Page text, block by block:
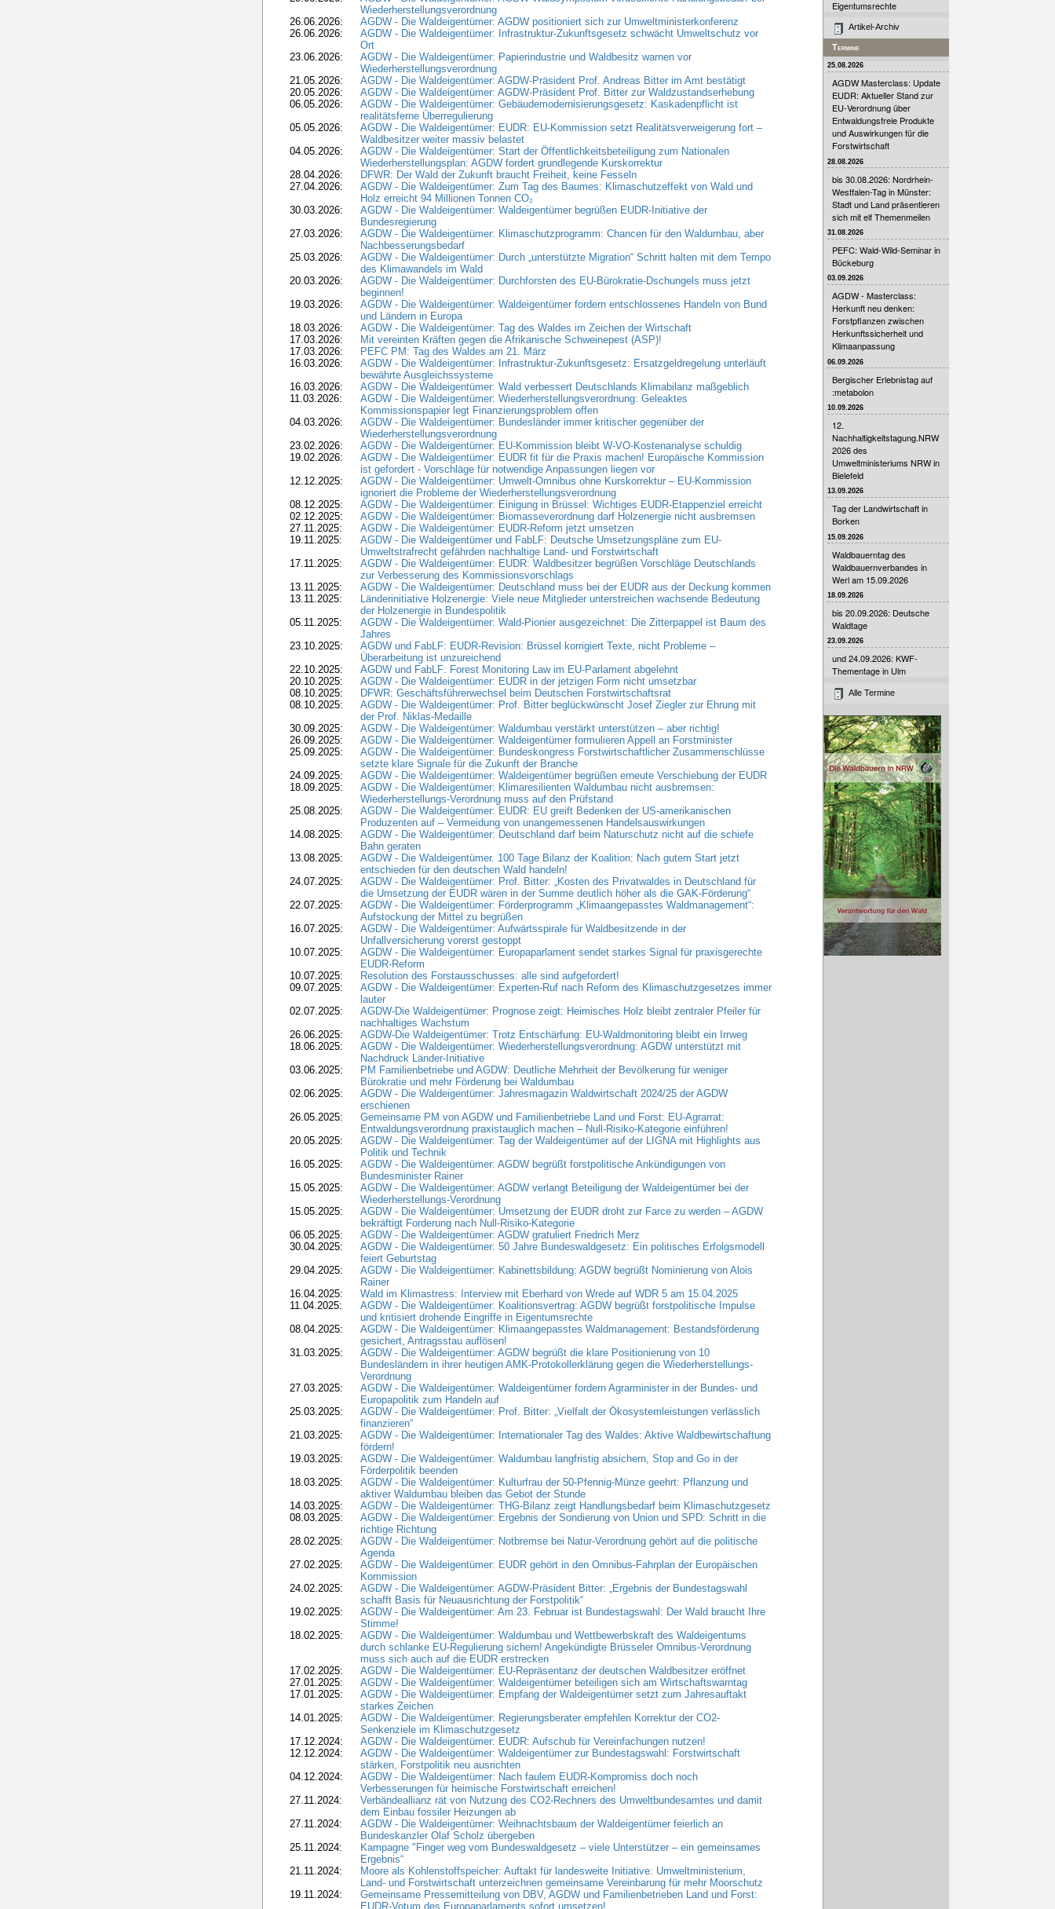
Wiederherstellungsverordnung
26.06.2026:
AGDW - Die Waldeigentümer: AGDW positioniert sich zur Umweltministerkonferenz
26.06.2026:
AGDW - Die Waldeigentümer: Infrastruktur-Zukunftsgesetz schwächt Umweltschutz vor
Ort
23.06.2026:
AGDW - Die Waldeigentümer: Papierindustrie und Waldbesitz warnen vor
Wiederherstellungsverordnung
21.05.2026:
AGDW - Die Waldeigentümer: AGDW-Präsident Prof. Andreas Bitter im Amt bestätigt
20.05.2026:
AGDW - Die Waldeigentümer: AGDW-Präsident Prof. Bitter zur Waldzustandserhebung
06.05.2026:
AGDW - Die Waldeigentümer: Gebäudemodernisierungsgesetz: Kaskadenpflicht ist
realitätsferne Überregulierung
05.05.2026:
AGDW - Die Waldeigentümer: EUDR: EU-Kommission setzt Realitätsverweigerung fort –
Waldbesitzer weiter massiv belastet
04.05.2026:
AGDW - Die Waldeigentümer: Start der Öffentlichkeitsbeteiligung zum Nationalen
Wiederherstellungsplan: AGDW fordert grundlegende Kurskorrektur
28.04.2026:
DFWR: Der Wald der Zukunft braucht Freiheit, keine Fesseln
27.04.2026:
AGDW - Die Waldeigentümer: Zum Tag des Baumes: Klimaschutzeffekt von Wald und
Holz erreicht 94 Millionen Tonnen CO₂
30.03.2026:
AGDW - Die Waldeigentümer: Waldeigentümer begrüßen EUDR-Initiative der
Bundesregierung
27.03.2026:
AGDW - Die Waldeigentümer: Klimaschutzprogramm: Chancen für den Waldumbau, aber
Nachbesserungsbedarf
25.03.2026:
AGDW - Die Waldeigentümer: Durch „unterstützte Migration“ Schritt halten mit dem Tempo
des Klimawandels im Wald
20.03.2026:
AGDW - Die Waldeigentümer: Durchforsten des EU-Bürokratie-Dschungels muss jetzt
beginnen!
19.03.2026:
AGDW - Die Waldeigentümer: Waldeigentümer fordern entschlossenes Handeln von Bund
und Ländern in Europa
18.03.2026:
AGDW - Die Waldeigentümer: Tag des Waldes im Zeichen der Wirtschaft
17.03.2026:
Mit vereinten Kräften gegen die Afrikanische Schweinepest (ASP)!
17.03.2026:
PEFC PM: Tag des Waldes am 21. März
16.03.2026:
AGDW - Die Waldeigentümer: Infrastruktur-Zukunftsgesetz: Ersatzgeldregelung unterläuft
bewährte Ausgleichssysteme
16.03.2026:
AGDW - Die Waldeigentümer: Wald verbessert Deutschlands Klimabilanz maßgeblich
11.03.2026:
AGDW - Die Waldeigentümer: Wiederherstellungsverordnung: Geleaktes
Kommissionspapier legt Finanzierungsproblem offen
04.03.2026:
AGDW - Die Waldeigentümer: Bundesländer immer kritischer gegenüber der
Wiederherstellungsverordnung
23.02.2026:
AGDW - Die Waldeigentümer: EU-Kommission bleibt W-VO-Kostenanalyse schuldig
19.02.2026:
AGDW - Die Waldeigentümer: EUDR fit für die Praxis machen! Europäische Kommission
ist gefordert - Vorschläge für notwendige Anpassungen liegen vor
12.12.2025:
AGDW - Die Waldeigentümer: Umwelt-Omnibus ohne Kurskorrektur – EU-Kommission
ignoriert die Probleme der Wiederherstellungsverordnung
08.12.2025:
AGDW - Die Waldeigentümer: Einigung in Brüssel: Wichtiges EUDR-Etappenziel erreicht
02.12.2025:
AGDW - Die Waldeigentümer: Biomasseverordnung darf Holzenergie nicht ausbremsen
27.11.2025:
AGDW - Die Waldeigentümer: EUDR-Reform jetzt umsetzen
19.11.2025:
AGDW - Die Waldeigentümer und FabLF: Deutsche Umsetzungspläne zum EU-
Umweltstrafrecht gefährden nachhaltige Land- und Forstwirtschaft
17.11.2025:
AGDW - Die Waldeigentümer: EUDR: Waldbesitzer begrüßen Vorschläge Deutschlands
zur Verbesserung des Kommissionsvorschlags
13.11.2025:
AGDW - Die Waldeigentümer: Deutschland muss bei der EUDR aus der Deckung kommen
13.11.2025:
Länderinitiative Holzenergie: Viele neue Mitglieder unterstreichen wachsende Bedeutung
der Holzenergie in Bundespolitik
05.11.2025:
AGDW - Die Waldeigentümer: Wald-Pionier ausgezeichnet: Die Zitterpappel ist Baum des
Jahres
23.10.2025:
AGDW und FabLF: EUDR-Revision: Brüssel korrigiert Texte, nicht Probleme –
Überarbeitung ist unzureichend
22.10.2025:
AGDW und FabLF: Forest Monitoring Law im EU-Parlament abgelehnt
20.10.2025:
AGDW - Die Waldeigentümer: EUDR in der jetzigen Form nicht umsetzbar
08.10.2025:
DFWR: Geschäftsführerwechsel beim Deutschen Forstwirtschaftsrat
08.10.2025:
AGDW - Die Waldeigentümer: Prof. Bitter beglückwünscht Josef Ziegler zur Ehrung mit
der Prof. Niklas-Medaille
30.09.2025:
AGDW - Die Waldeigentümer: Waldumbau verstärkt unterstützen – aber richtig!
26.09.2025:
AGDW - Die Waldeigentümer: Waldeigentümer formulieren Appell an Forstminister
25.09.2025:
AGDW - Die Waldeigentümer: Bundeskongress Forstwirtschaftlicher Zusammenschlüsse
setzte klare Signale für die Zukunft der Branche
24.09.2025:
AGDW - Die Waldeigentümer: Waldeigentümer begrüßen erneute Verschiebung der EUDR
18.09.2025:
AGDW - Die Waldeigentümer: Klimaresilienten Waldumbau nicht ausbremsen:
Wiederherstellungs-Verordnung muss auf den Prüfstand
25.08.2025:
AGDW - Die Waldeigentümer: EUDR: EU greift Bedenken der US-amerikanischen
Produzenten auf – Vermeidung von unangemessenen Handelsauswirkungen
14.08.2025:
AGDW - Die Waldeigentümer: Deutschland darf beim Naturschutz nicht auf die schiefe
Bahn geraten
13.08.2025:
AGDW - Die Waldeigentümer. 100 Tage Bilanz der Koalition: Nach gutem Start jetzt
entschieden für den deutschen Wald handeln!
24.07.2025:
AGDW - Die Waldeigentümer: Prof. Bitter: „Kosten des Privatwaldes in Deutschland für
die Umsetzung der EUDR wären in der Summe deutlich höher als die GAK-Förderung“
22.07.2025:
AGDW - Die Waldeigentümer: Förderprogramm „Klimaangepasstes Waldmanagement“:
Aufstockung der Mittel zu begrüßen
16.07.2025:
AGDW - Die Waldeigentümer: Aufwärtsspirale für Waldbesitzende in der
Unfallversicherung vorerst gestoppt
10.07.2025:
AGDW - Die Waldeigentümer: Europaparlament sendet starkes Signal für praxisgerechte
EUDR-Reform
10.07.2025:
Resolution des Forstausschusses: alle sind aufgefordert!
09.07.2025:
AGDW - Die Waldeigentümer: Experten-Ruf nach Reform des Klimaschutzgesetzes immer
lauter
02.07.2025:
AGDW-Die Waldeigentümer: Prognose zeigt: Heimisches Holz bleibt zentraler Pfeiler für
nachhaltiges Wachstum
26.06.2025:
AGDW-Die Waldeigentümer: Trotz Entschärfung: EU-Waldmonitoring bleibt ein Irrweg
18.06.2025:
AGDW - Die Waldeigentümer: Wiederherstellungsverordnung: AGDW unterstützt mit
Nachdruck Länder-Initiative
03.06.2025:
PM Familienbetriebe und AGDW: Deutliche Mehrheit der Bevölkerung für weniger
Bürokratie und mehr Förderung bei Waldumbau
02.06.2025:
AGDW - Die Waldeigentümer: Jahresmagazin Waldwirtschaft 2024/25 der AGDW
erschienen
26.05.2025:
Gemeinsame PM von AGDW und Familienbetriebe Land und Forst: EU-Agrarrat:
Entwaldungsverordnung praxistauglich machen – Null-Risiko-Kategorie einführen!
20.05.2025:
AGDW - Die Waldeigentümer: Tag der Waldeigentümer auf der LIGNA mit Highlights aus
Politik und Technik
16.05.2025:
AGDW - Die Waldeigentümer: AGDW begrüßt forstpolitische Ankündigungen von
Bundesminister Rainer
15.05.2025:
AGDW - Die Waldeigentümer: AGDW verlangt Beteiligung der Waldeigentümer bei der
Wiederherstellungs-Verordnung
15.05.2025:
AGDW - Die Waldeigentümer: Umsetzung der EUDR droht zur Farce zu werden – AGDW
bekräftigt Forderung nach Null-Risiko-Kategorie
06.05.2025:
AGDW - Die Waldeigentümer: AGDW gratuliert Friedrich Merz
30.04.2025:
AGDW - Die Waldeigentümer: 50 Jahre Bundeswaldgesetz: Ein politisches Erfolgsmodell
feiert Geburtstag
29.04.2025:
AGDW - Die Waldeigentümer: Kabinettsbildung: AGDW begrüßt Nominierung von Alois
Rainer
16.04.2025:
Wald im Klimastress: Interview mit Eberhard von Wrede auf WDR 5 am 15.04.2025
11.04.2025:
AGDW - Die Waldeigentümer: Koalitionsvertrag: AGDW begrüßt forstpolitische Impulse
und kritisiert drohende Eingriffe in Eigentumsrechte
08.04.2025:
AGDW - Die Waldeigentümer: Klimaangepasstes Waldmanagement: Bestandsförderung
gesichert, Antragsstau auflösen!
31.03.2025:
AGDW - Die Waldeigentümer: AGDW begrüßt die klare Positionierung von 10
Bundesländern in ihrer heutigen AMK-Protokollerklärung gegen die Wiederherstellungs-
Verordnung
27.03.2025:
AGDW - Die Waldeigentümer: Waldeigentümer fordern Agrarminister in der Bundes- und
Europapolitik zum Handeln auf
25.03.2025:
AGDW - Die Waldeigentümer: Prof. Bitter: „Vielfalt der Ökosystemleistungen verlässlich
finanzieren“
21.03.2025:
AGDW - Die Waldeigentümer: Internationaler Tag des Waldes: Aktive Waldbewirtschaftung
fördern!
19.03.2025:
AGDW - Die Waldeigentümer: Waldumbau langfristig absichern, Stop and Go in der
Förderpolitik beenden
18.03.2025:
AGDW - Die Waldeigentümer: Kulturfrau der 50-Pfennig-Münze geehrt: Pflanzung und
aktiver Waldumbau bleiben das Gebot der Stunde
14.03.2025:
AGDW - Die Waldeigentümer: THG-Bilanz zeigt Handlungsbedarf beim Klimaschutzgesetz
08.03.2025:
AGDW - Die Waldeigentümer: Ergebnis der Sondierung von Union und SPD: Schritt in die
richtige Richtung
28.02.2025:
AGDW - Die Waldeigentümer: Notbremse bei Natur-Verordnung gehört auf die politische
Agenda
27.02.2025:
AGDW - Die Waldeigentümer: EUDR gehört in den Omnibus-Fahrplan der Europäischen
Kommission
24.02.2025:
AGDW - Die Waldeigentümer: AGDW-Präsident Bitter: „Ergebnis der Bundestagswahl
schafft Basis für Neuausrichtung der Forstpolitik“
19.02.2025:
AGDW - Die Waldeigentümer: Am 23. Februar ist Bundestagswahl: Der Wald braucht Ihre
Stimme!
18.02.2025:
AGDW - Die Waldeigentümer: Waldumbau und Wettbewerbskraft des Waldeigentums
durch schlanke EU-Regulierung sichern! Angekündigte Brüsseler Omnibus-Verordnung
muss sich auch auf die EUDR erstrecken
17.02.2025:
AGDW - Die Waldeigentümer: EU-Repräsentanz der deutschen Waldbesitzer eröffnet
27.01.2025:
AGDW - Die Waldeigentümer: Waldeigentümer beteiligen sich am Wirtschaftswarntag
17.01.2025:
AGDW - Die Waldeigentümer: Empfang der Waldeigentümer setzt zum Jahresauftakt
starkes Zeichen
14.01.2025:
AGDW - Die Waldeigentümer: Regierungsberater empfehlen Korrektur der CO2-
Senkenziele im Klimaschutzgesetz
17.12.2024:
AGDW - Die Waldeigentümer: EUDR: Aufschub für Vereinfachungen nutzen!
12.12.2024:
AGDW - Die Waldeigentümer: Waldeigentümer zur Bundestagswahl: Forstwirtschaft
stärken, Forstpolitik neu ausrichten
04.12.2024:
AGDW - Die Waldeigentümer: Nach faulem EUDR-Kompromiss doch noch
Verbesserungen für heimische Forstwirtschaft erreichen!
27.11.2024:
Verbändeallianz rät von Nutzung des CO2-Rechners des Umweltbundesamtes und damit
dem Einbau fossiler Heizungen ab
27.11.2024:
AGDW - Die Waldeigentümer: Weihnachtsbaum der Waldeigentümer feierlich an
Bundeskanzler Olaf Scholz übergeben
25.11.2024:
Kampagne "Finger weg vom Bundeswaldgesetz – viele Unterstützer – ein gemeinsames
Ergebnis“
21.11.2024:
Moore als Kohlenstoffspeicher: Auftakt für landesweite Initiative: Umweltministerium,
Land- und Forstwirtschaft unterzeichnen gemeinsame Vereinbarung für mehr Moorschutz
19.11.2024:
Gemeinsame Pressemitteilung von DBV, AGDW und Familienbetrieben Land und Forst:
EUDR-Votum des Europaparlaments sofort umsetzen!
Eigentumsrechte
Artikel-Archiv
Termine
25.08.2026
AGDW Masterclass: Update
EUDR: Aktueller Stand zur
EU-Verordnung über
Entwaldungsfreie Produkte
und Auswirkungen für die
Forstwirtschaft
28.08.2026
bis 30.08.2026: Nordrhein-
Westfalen-Tag in Münster:
Stadt und Land präsentieren
sich mit elf Themenmeilen
31.08.2026
PEFC: Wald-Wild-Seminar in
Bückeburg
03.09.2026
AGDW - Masterclass:
Herkunft neu denken:
Forstpflanzen zwischen
Herkunftssicherheit und
Klimaanpassung
06.09.2026
Bergischer Erlebnistag auf
:metabolon
10.09.2026
12.
Nachhaltigkeitstagung.NRW
2026 des
Umweltministeriums NRW in
Bielefeld
13.09.2026
Tag der Landwirtschaft in
Borken
15.09.2026
Waldbauerntag des
Waldbauernverbandes in
Werl am 15.09.2026
18.09.2026
bis 20.09.2026: Deutsche
Waldtage
23.09.2026
und 24.09.2026: KWF-
Thementage in Ulm
Alle Termine